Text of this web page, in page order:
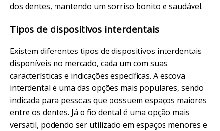
dos dentes, mantendo um sorriso bonito e saudável.
Tipos de dispositivos interdentais
Existem diferentes tipos de dispositivos interdentais
disponíveis no mercado, cada um com suas
características e indicações específicas. A escova
interdental é uma das opções mais populares, sendo
indicada para pessoas que possuem espaços maiores
entre os dentes. Já o fio dental é uma opção mais
versátil, podendo ser utilizado em espaços menores e